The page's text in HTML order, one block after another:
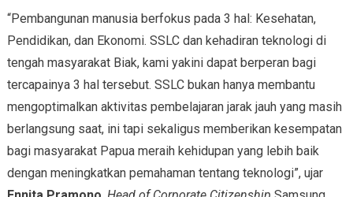
“Pembangunan manusia berfokus pada 3 hal: Kesehatan,
Pendidikan, dan Ekonomi. SSLC dan kehadiran teknologi di
tengah masyarakat Biak, kami yakini dapat berperan bagi
tercapainya 3 hal tersebut. SSLC bukan hanya membantu
mengoptimalkan aktivitas pembelajaran jarak jauh yang masih
berlangsung saat, ini tapi sekaligus memberikan kesempatan
bagi masyarakat Papua meraih kehidupan yang lebih baik
dengan meningkatkan pemahaman tentang teknologi”, ujar